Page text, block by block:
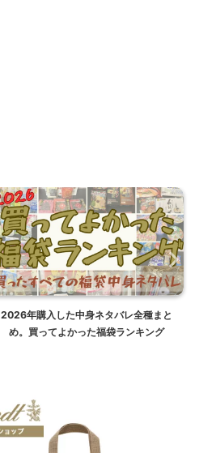
2026年購入した中身ネタバレ全種まと
め。買ってよかった福袋ランキング